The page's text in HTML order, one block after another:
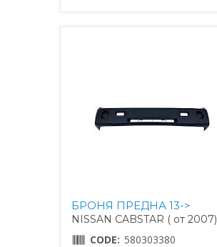
БРОНЯ ПРЕДНА 13->
NISSAN CABSTAR ( от 2007)
CODE: 580303380